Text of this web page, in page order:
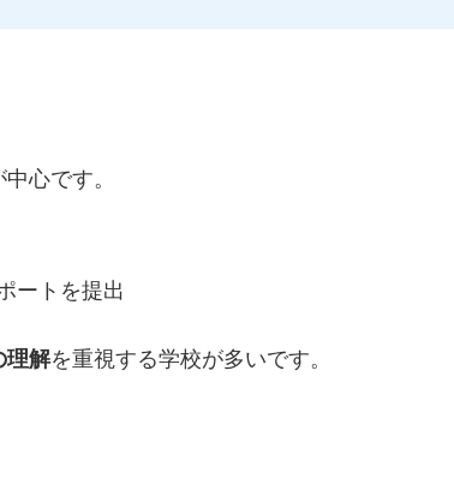
中心です。
ートを提出
理解を重視する学校が多いです。